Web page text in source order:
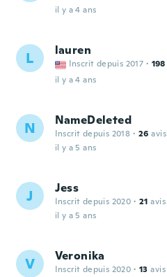
il y a 4 ans
L lauren
Inscrit depuis 2017 · 198
il y a 4 ans
N NameDeleted
Inscrit depuis 2018 · 26 avis
il y a 5 ans
J Jess
Inscrit depuis 2020 · 21 avis
il y a 5 ans
V Veronika
Inscrit depuis 2020 · 13 avis